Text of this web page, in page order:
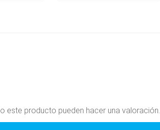
este producto pueden hacer una valoración.